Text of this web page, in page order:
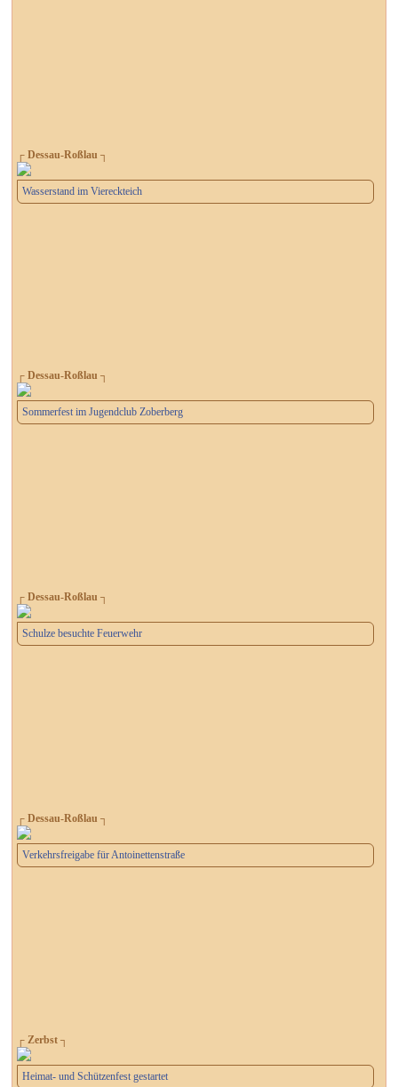
┌ Dessau-Roßlau ┐
Wasserstand im Viereckteich
┌ Dessau-Roßlau ┐
Sommerfest im Jugendclub Zoberberg
┌ Dessau-Roßlau ┐
Schulze besuchte Feuerwehr
┌ Dessau-Roßlau ┐
Verkehrsfreigabe für Antoinettenstraße
┌ Zerbst ┐
Heimat- und Schützenfest gestartet